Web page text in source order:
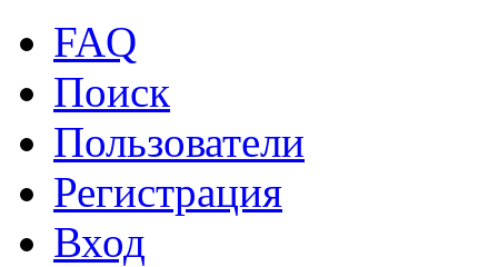
FAQ
Поиск
Пользователи
Регистрация
Вход